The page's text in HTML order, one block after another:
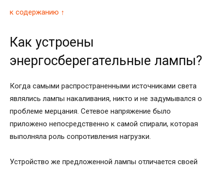
к содержанию ↑
Как устроены
энергосберегательные лампы?
Когда самыми распространенными источниками света
являлись лампы накаливания, никто и не задумывался о
проблеме мерцания. Сетевое напряжение было
приложено непосредственно к самой спирали, которая
выполняла роль сопротивления нагрузки.
Устройство же предложенной лампы отличается своей